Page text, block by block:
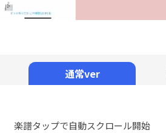
通常ver
楽譜タップで自動スクロール開始